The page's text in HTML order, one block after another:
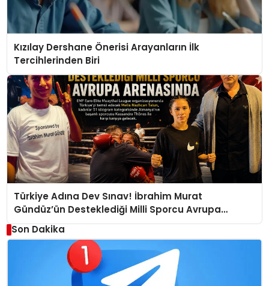
Kızılay Dershane Önerisi Arayanların İlk
Tercihlerinden Biri
Türkiye Adına Dev Sınav! İbrahim Murat
Gündüz’ün Desteklediği Milli Sporcu Avrupa
Arenasında
Son Dakika